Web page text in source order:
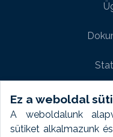
Ez a weboldal
A weboldalunk
sütiket alkalmazunk